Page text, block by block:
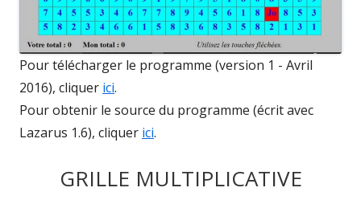
Pour télécharger le programme (version 1 - Avril
2016), cliquer ici.
Pour obtenir le source du programme (écrit avec
Lazarus 1.6), cliquer ici.
GRILLE MULTIPLICATIVE